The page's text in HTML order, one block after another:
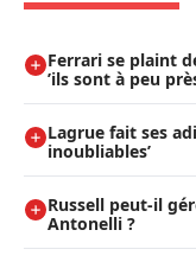
Ferrari se plaint
’ils sont à peu
Lagrue fait ses
inoubliables’
Russell peut-il
Antonelli ?